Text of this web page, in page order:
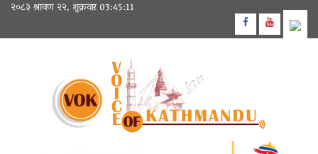
Skip
content
२०८३ श्रावण २२, शुक्रवार03:45:11
Facebook
Youtube